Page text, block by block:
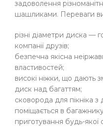
задоволення
шашликами. Переваги
різні діаметри диска —
компанії друзів;
безпечна якісна
властивостей;
високі ніжки, що дають
диск над багаттям;
сковорода для пікніка
поміщається в
приготування будь-